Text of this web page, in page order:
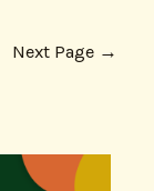
Next Page →